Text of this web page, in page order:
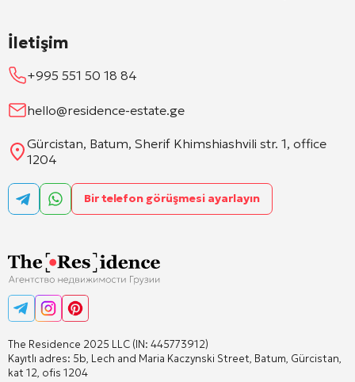
The Residence 2025 LLC (IN: 445773912)
Kayıtlı adres: 5b, Lech and Maria Kaczynski Street, Batum, Gürcistan,
kat 12, ofis 1204
İletişim
+995 551 50 18 84
hello@residence-estate.ge
Gürcistan, Batum, Sherif Khimshiashvili str. 1, office
1204
Bir telefon görüşmesi ayarlayın